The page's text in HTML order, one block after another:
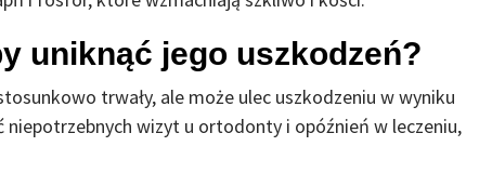
uniknąć jego uszkodzeń?
trwały, ale może ulec uszkodzeniu w wyniku
niepotrzebnych wizyt u ortodonty i opóźnień w leczeniu,